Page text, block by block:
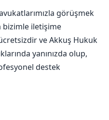
görüşmek
bizimle iletişime
ve Akkuş Hukuk
yanınızda olup,
destek